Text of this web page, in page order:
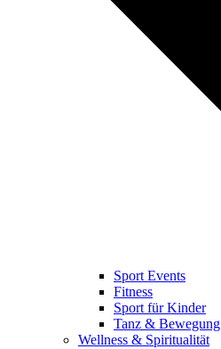
Sport Events
Fitness
Sport für Kinder
Tanz & Bewegung
Wellness & Spiritualität